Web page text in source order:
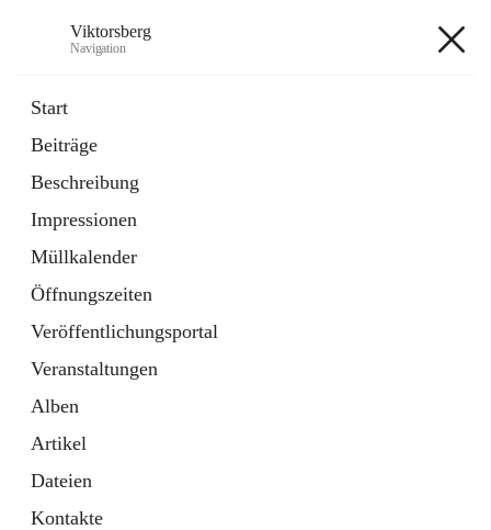
Viktorsberg
Navigation
Start
Beiträge
Beschreibung
Impressionen
Müllkalender
Öffnungszeiten
Veröffentlichungsportal
Veranstaltungen
Alben
Artikel
Dateien
Kontakte
1 Schnellzugriff
Bürgerservice
10 Schnellzugriffe